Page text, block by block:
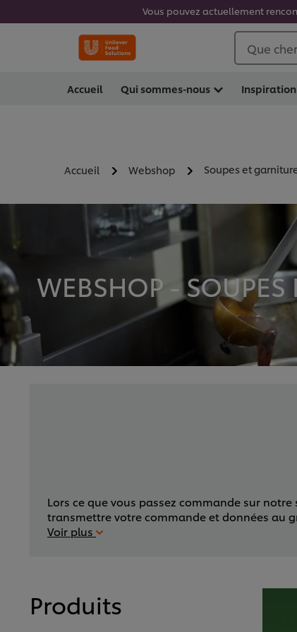
Vous pouvez actuellement
Que
Accueil Qui sommes-nous Inspiration
Accueil Webshop Soupes et
WEBSHOP - SOUPES
Lors ce que vous passez commande sur notre
transmettre votre commande et données au
Voir plus
Produits